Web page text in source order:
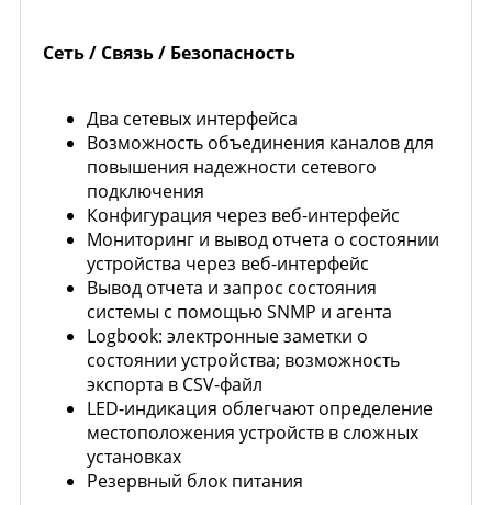
Сеть / Связь / Безопасность
Два сетевых интерфейса
Возможность объединения каналов для
повышения надежности сетевого
подключения
Конфигурация через веб-интерфейс
Мониторинг и вывод отчета о состоянии
устройства через веб-интерфейс
Вывод отчета и запрос состояния
системы с помощью SNMP и агента
Logbook: электронные заметки о
состоянии устройства; возможность
экспорта в CSV-файл
LED-индикация облегчают определение
местоположения устройств в сложных
установках
Резервный блок питания